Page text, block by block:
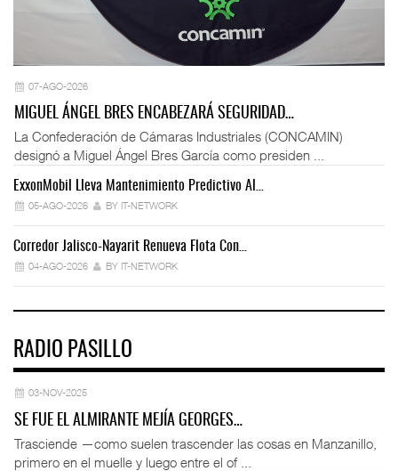
07-AGO-2026
MIGUEL ÁNGEL BRES ENCABEZARÁ SEGURIDAD…
La Confederación de Cámaras Industriales (CONCAMIN)
designó a Miguel Ángel Bres García como presiden ...
ExxonMobil Lleva Mantenimiento Predictivo Al…
05-AGO-2026 BY IT-NETWORK
Corredor Jalisco-Nayarit Renueva Flota Con…
04-AGO-2026 BY IT-NETWORK
RADIO PASILLO
03-NOV-2025
SE FUE EL ALMIRANTE MEJÍA GEORGES…
Trasciende —como suelen trascender las cosas en Manzanillo,
primero en el muelle y luego entre el of ...